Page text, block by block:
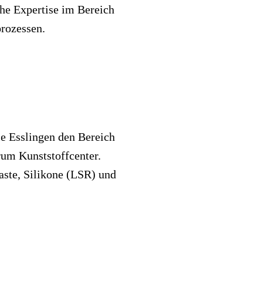
Expertise im Bereich
Esslingen den Bereich
Kunststoffcenter.
Silikone (LSR) und